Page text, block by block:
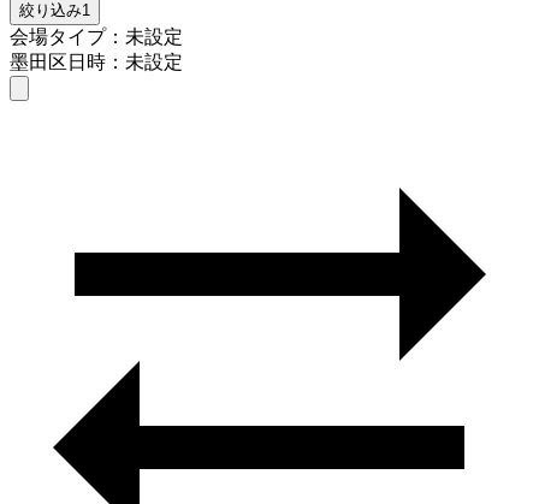
絞り込み1
会場タイプ：未設定
墨田区日時：未設定